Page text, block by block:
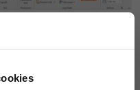
oblastí. Začneme
formátování obrysu a